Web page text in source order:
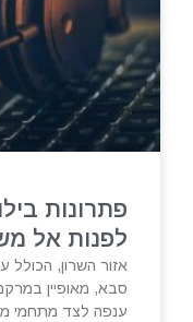
פתרונות
לפנות אל
אזור השרון, הכולל
סבא, מאופיין
ענפה לצד מתחמי